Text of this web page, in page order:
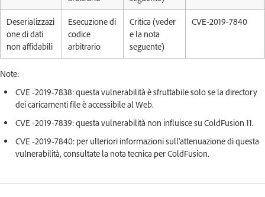
Deserializzazi
one di dati
non affidabili
Esecuzione di
codice
arbitrario
Critica (veder
e la nota
seguente)
CVE-2019-7840
Note:
CVE -2019-7838: questa vulnerabilità è sfruttabile solo se la directory
dei caricamenti file è accessibile al Web.
CVE -2019-7839: questa vulnerabilità non influisce su ColdFusion 11.
CVE -2019-7840: per ulteriori informazioni sull'attenuazione di questa
vulnerabilità, consultate la nota tecnica per ColdFusion.